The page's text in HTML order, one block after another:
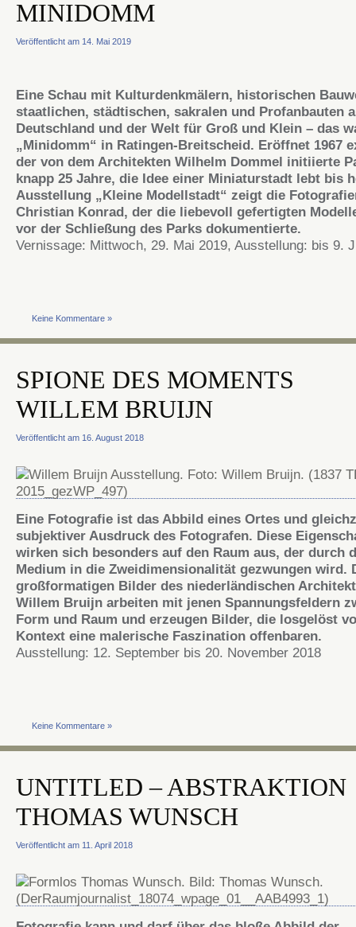
MINIDOMM
Veröffentlicht am 14. Mai 2019
Eine Schau mit Kulturdenkmälern, historischen
staatlichen, städtischen, sakralen und Profanbauten
Deutschland und der Welt für Groß und Klein – das
„Minidomm“ in Ratingen-Breitscheid. Eröffnet 1967
der von dem Architekten Wilhelm Dommel initiierte
knapp 25 Jahre, die Idee einer Miniaturstadt lebt bis
Ausstellung „Kleine Modellstadt“ zeigt die
Christian Konrad, der die liebevoll gefertigten
vor der Schließung des Parks dokumentierte.
Vernissage: Mittwoch, 29. Mai 2019, Ausstellung: bis 9.
Keine Kommentare »
SPIONE DES MOMENTS
WILLEM BRUIJN
Veröffentlicht am 16. August 2018
Eine Fotografie ist das Abbild eines Ortes und
subjektiver Ausdruck des Fotografen. Diese
wirken sich besonders auf den Raum aus, der durch
Medium in die Zweidimensionalität gezwungen wird.
groß­for­ma­tigen Bilder des nieder­­ländi­schen
Willem Bruijn arbeiten mit jenen Spannungsfeldern
Form und Raum und erzeugen Bilder, die losgelöst
Kontext eine malerische Faszination offenbaren.
Ausstellung: 12. September bis 20. November 2018
Keine Kommentare »
UNTITLED – ABSTRAKTION
THOMAS WUNSCH
Veröffentlicht am 11. April 2018